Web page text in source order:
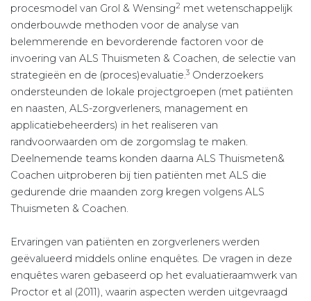
procesmodel van Grol & Wensing2 met wetenschappelijk
onder­bouwde methoden voor de analyse van
belemmerende en bevorderende factoren voor de
invoering van ALS Thuismeten & Coachen, de selectie van
strategieën en de (proces)evaluatie.3 Onderzoekers
ondersteunden de lokale projectgroepen (met patiënten
en naasten, ALS-zorgverleners, management en
applicatiebeheerders) in het realiseren van
randvoorwaarden om de zorgomslag te maken.
Deelnemende teams konden daarna ALS Thuismeten&
Coachen uitproberen bij tien patiënten met ALS die
gedurende drie maanden zorg kregen volgens ALS
Thuismeten & Coachen.
Ervaringen van patiënten en zorgverleners werden
geëvalueerd middels online enquêtes. De vragen in deze
enquêtes waren gebaseerd op het evaluatieraamwerk van
Proctor et al (2011), waarin aspecten werden uitgevraagd